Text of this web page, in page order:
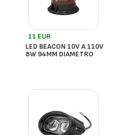
11 EUR
LED BEACON 10V A 110V
8W 94MM DIAMETRO
- España